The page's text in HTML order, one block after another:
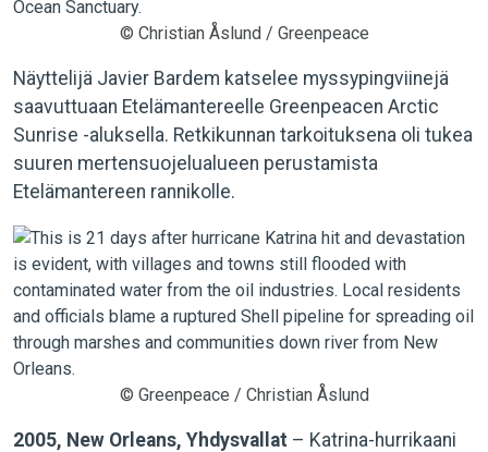
© Christian Åslund / Greenpeace
Näyttelijä Javier Bardem katselee myssypingviinejä
saavuttuaan Etelämantereelle Greenpeacen Arctic
Sunrise -aluksella. Retkikunnan tarkoituksena oli tukea
suuren mertensuojelualueen perustamista
Etelämantereen rannikolle.
© Greenpeace / Christian Åslund
2005, New Orleans, Yhdysvallat – Katrina-hurrikaani